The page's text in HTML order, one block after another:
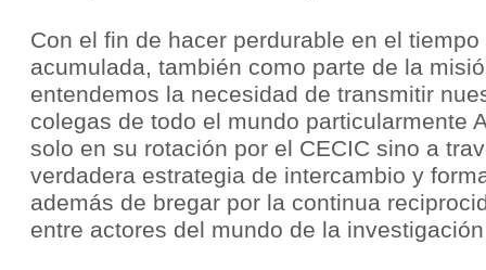
Con el fin de hacer perdurable en el
acumulada, también como parte de la
entendemos la necesidad de transmitir
colegas de todo el mundo particularmente
solo en su rotación por el CECIC sino a
verdadera estrategia de intercambio y
además de bregar por la continua
entre actores del mundo de la